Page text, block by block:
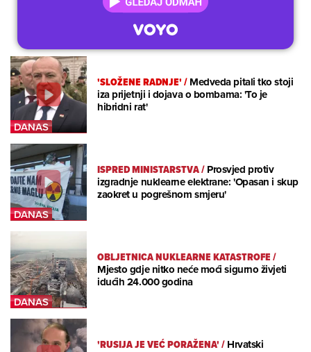
'SLOŽENE RADNJE'/Medveda pitali tko stoji
iza prijetnji i dojava o bombama: 'To je
hibridni rat'
ISPRED MINISTARSTVA/Prosvjed protiv
izgradnje nuklearne elektrane: 'Opasan i skup
zaokret u pogrešnom smjeru'
OBLJETNICA NUKLEARNE KATASTROFE/
Mjesto gdje nitko neće moći sigurno živjeti
idućih 24.000 godina
'RUSIJA JE VEĆ PORAŽENA'/Hrvatski